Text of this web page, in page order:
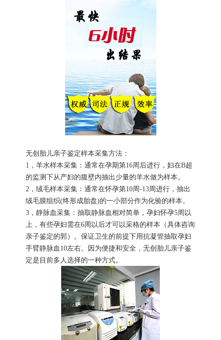
无创胎儿亲子鉴定样本采集方法：
1，羊水样本采集：通常在孕期第16周后进行，妇在B超
的监测下从产妇的腹壁内抽出少量的羊水做为样本。
2，绒毛样本采集：通常在怀孕第10周-13周进行，抽出
绒毛膜组织(终形成胎盘)的一小部分作为化验的样本。
3，静脉血采集：抽取静脉血相对简单，孕妇怀孕5周以
上，有些孕妇需在6周以后才可以采格的样本（具体咨询
亲子鉴定的郭）。保证卫生的前提下用抗凝管抽取孕妇
手臂静脉血10左右。因为便捷和安全，无创胎儿亲子鉴
定是目前多人选择的一种方式。